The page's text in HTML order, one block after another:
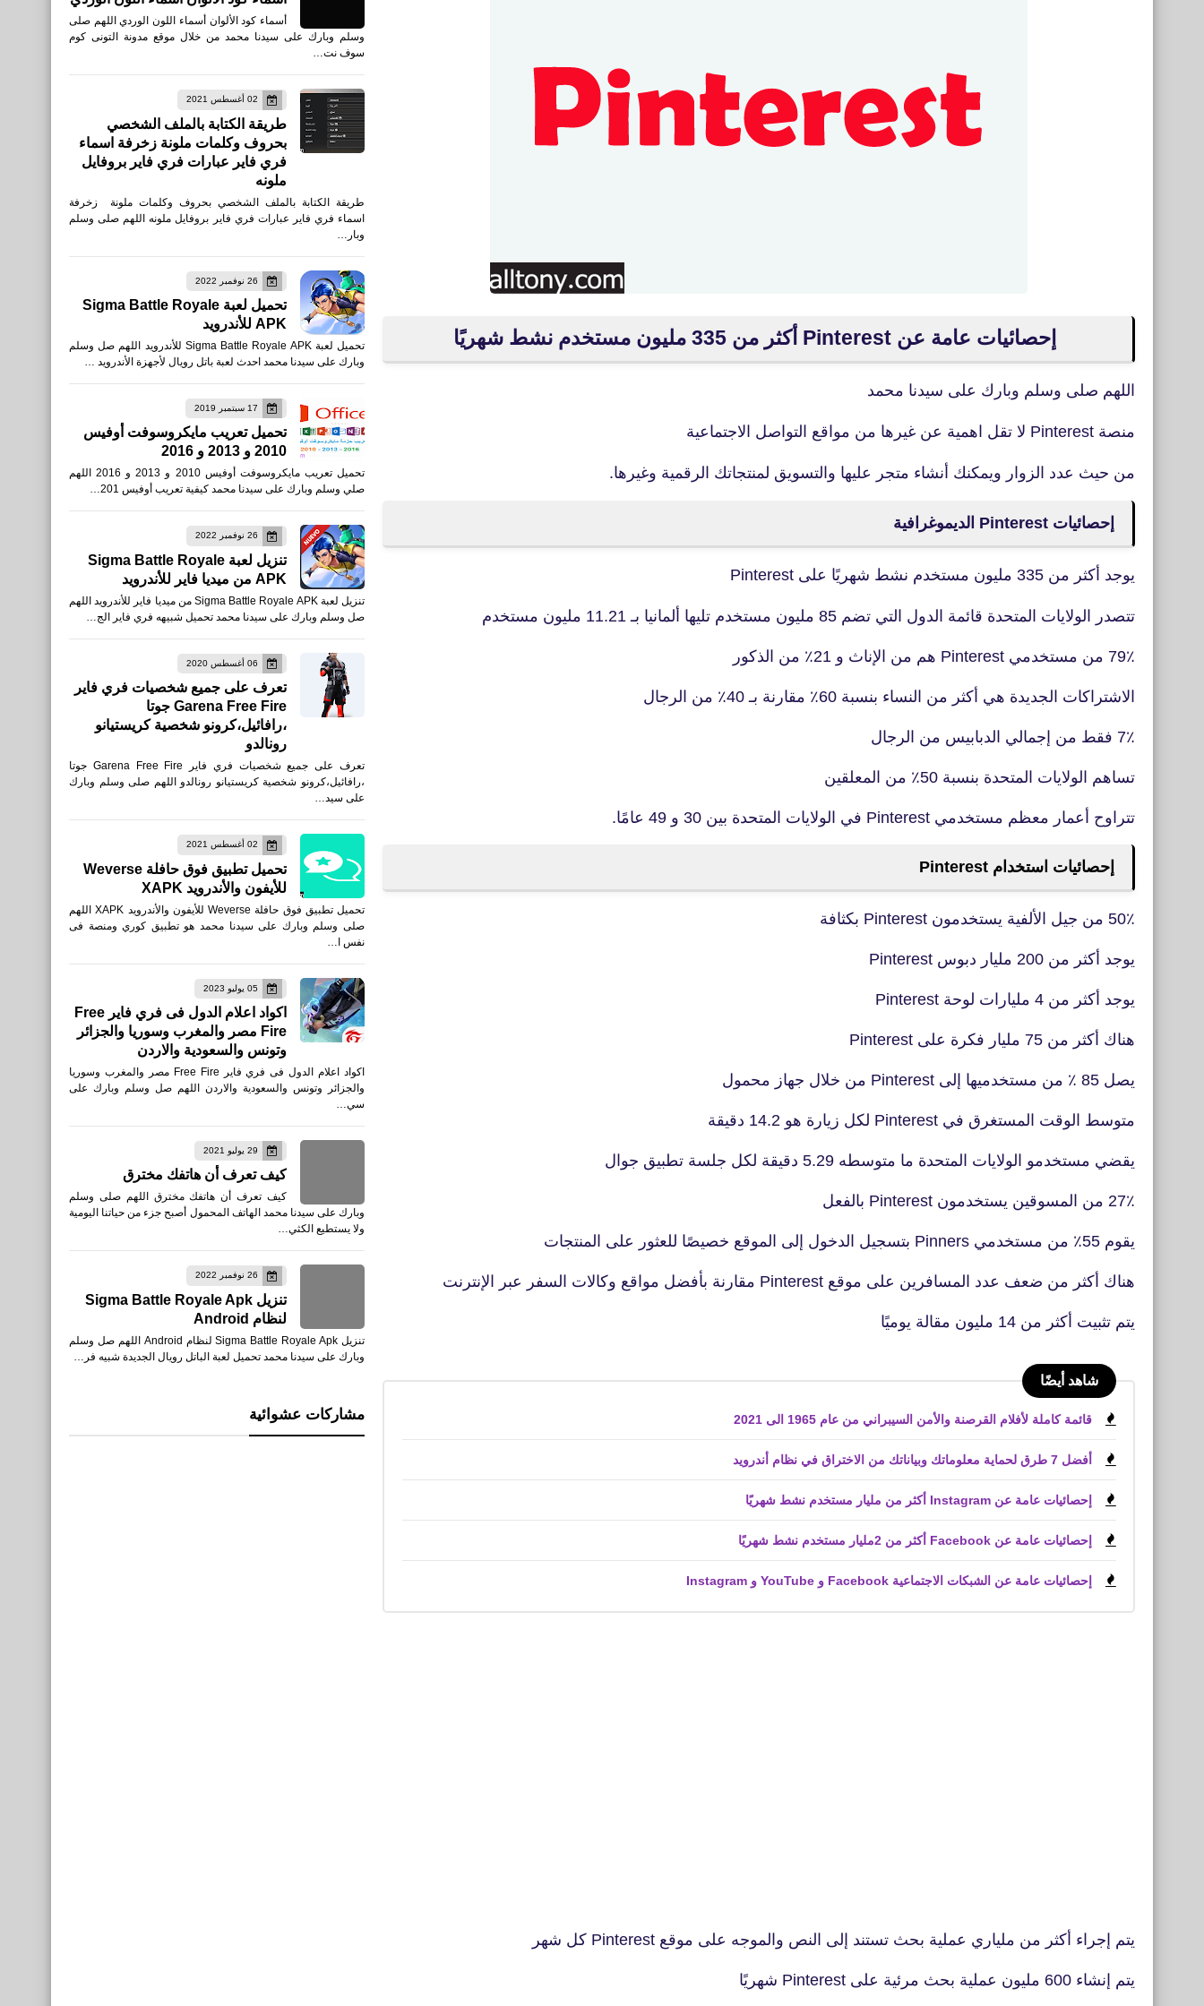
إحصائيات عامة عن Pinterest أكثر من 335 مليون مستخدم نشط شهريًا
اللهم صلى وسلم وبارك على سيدنا محمد
منصة Pinterest لا تقل اهمية عن غيرها من مواقع التواصل الاجتماعية
من حيث عدد الزوار ويمكنك أنشاء متجر عليها والتسويق لمنتجاتك الرقمية وغيرها.
إحصائيات Pinterest الديموغرافية
يوجد أكثر من 335 مليون مستخدم نشط شهريًا على Pinterest
تتصدر الولايات المتحدة قائمة الدول التي تضم 85 مليون مستخدم تليها ألمانيا بـ 11.21 مليون مستخدم
79٪ من مستخدمي Pinterest هم من الإناث و 21٪ من الذكور
الاشتراكات الجديدة هي أكثر من النساء بنسبة 60٪ مقارنة بـ 40٪ من الرجال
7٪ فقط من إجمالي الدبابيس من الرجال
تساهم الولايات المتحدة بنسبة 50٪ من المعلقين
تتراوح أعمار معظم مستخدمي Pinterest في الولايات المتحدة بين 30 و 49 عامًا.
إحصائيات استخدام Pinterest
50٪ من جيل الألفية يستخدمون Pinterest بكثافة
يوجد أكثر من 200 مليار دبوس Pinterest
يوجد أكثر من 4 مليارات لوحة Pinterest
هناك أكثر من 75 مليار فكرة على Pinterest
يصل 85 ٪ من مستخدميها إلى Pinterest من خلال جهاز محمول
متوسط الوقت المستغرق في Pinterest لكل زيارة هو 14.2 دقيقة
يقضي مستخدمو الولايات المتحدة ما متوسطه 5.29 دقيقة لكل جلسة تطبيق جوال
27٪ من المسوقين يستخدمون Pinterest بالفعل
يقوم 55٪ من مستخدمي Pinners بتسجيل الدخول إلى الموقع خصيصًا للعثور على المنتجات
هناك أكثر من ضعف عدد المسافرين على موقع Pinterest مقارنة بأفضل مواقع وكالات السفر عبر الإنترنت
يتم تثبيت أكثر من 14 مليون مقالة يوميًا
شاهد أيضًا
قائمة كاملة لأفلام القرصنة والأمن السيبراني من عام 1965 الى 2021
أفضل 7 طرق لحماية معلوماتك وبياناتك من الاختراق في نظام أندرويد
إحصائيات عامة عن Instagram أكثر من مليار مستخدم نشط شهريًا
إحصائيات عامة عن Facebook أكثر من 2مليار مستخدم نشط شهريًا
إحصائيات عامة عن الشبكات الاجتماعية Facebook و YouTube و Instagram
يتم إجراء أكثر من ملياري عملية بحث تستند إلى النص والموجه على موقع Pinterest كل شهر
يتم إنشاء 600 مليون عملية بحث مرئية على Pinterest شهريًا
أسماء كود الألوان أسماء اللون الوردي اللهم صلى
وسلم وبارك على سيدنا محمد من خلال موقع مدونة التونى كوم
سوف نت…
02 أغسطس 2021
طريقة الكتابة بالملف الشخصي
بحروف وكلمات ملونة زخرفة اسماء
فري فاير عبارات فري فاير بروفايل
ملونه
طريقة الكتابة بالملف الشخصي بحروف وكلمات ملونة زخرفة
اسماء فري فاير عبارات فري فاير بروفايل ملونه اللهم صلى وسلم
وبار…
26 نوفمبر 2022
تحميل لعبة Sigma Battle Royale
APK للأندرويد
تحميل لعبة Sigma Battle Royale APK للأندرويد اللهم صل وسلم
وبارك على سيدنا محمد احدث لعبة باتل رويال لأجهزة الأندرويد …
17 سبتمبر 2019
تحميل تعريب مايكروسوفت أوفيس
2010 و 2013 و 2016
تحميل تعريب مايكروسوفت أوفيس 2010 و 2013 و 2016 اللهم
صلي وسلم وبارك على سيدنا محمد كيفية تعريب أوفيس 201…
26 نوفمبر 2022
تنزيل لعبة Sigma Battle Royale
APK من ميديا فاير للأندرويد
تنزيل لعبة Sigma Battle Royale APK من ميديا فاير للأندرويد اللهم
صل وسلم وبارك على سيدنا محمد تحميل شبيهه فري فاير الج…
06 أغسطس 2020
تعرف على جميع شخصيات فري فاير
Garena Free Fire جوتا
،رافائيل،كرونو شخصية كريستيانو
رونالدو
تعرف على جميع شخصيات فري فاير Garena Free Fire جوتا
،رافائيل،كرونو شخصية كريستيانو رونالدو اللهم صلى وسلم وبارك
على سيد…
02 أغسطس 2021
تحميل تطبيق فوق حافلة Weverse
للأيفون والأندرويد XAPK
تحميل تطبيق فوق حافلة Weverse للأيفون والأندرويد XAPK اللهم
صلى وسلم وبارك على سيدنا محمد هو تطبيق كوري ومنصة فى
نفس ا…
05 يوليو 2023
اكواد اعلام الدول فى فري فاير Free
Fire مصر والمغرب وسوريا والجزائر
وتونس والسعودية والاردن
اكواد اعلام الدول فى فري فاير Free Fire مصر والمغرب وسوريا
والجزائر وتونس والسعودية والاردن اللهم صل وسلم وبارك على
سي…
29 يوليو 2021
كيف تعرف أن هاتفك مخترق
كيف تعرف أن هاتفك مخترق اللهم صلى وسلم
وبارك على سيدنا محمد الهاتف المحمول أصبح جزء من حياتنا اليومية
ولا يستطيع الكثي…
26 نوفمبر 2022
تنزيل Sigma Battle Royale Apk
لنظام Android
تنزيل Sigma Battle Royale Apk لنظام Android اللهم صل وسلم
وبارك على سيدنا محمد تحميل لعبة الباتل رويال الجديدة شبيه فر…
مشاركات عشوائية